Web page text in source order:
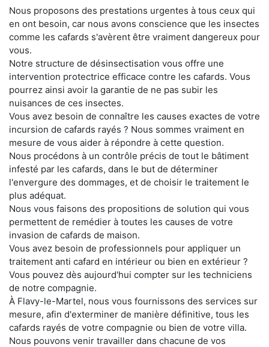
Nous proposons des prestations urgentes à tous ceux qui
en ont besoin, car nous avons conscience que les insectes
comme les cafards s'avèrent être vraiment dangereux pour
vous.
Notre structure de désinsectisation vous offre une
intervention protectrice efficace contre les cafards. Vous
pourrez ainsi avoir la garantie de ne pas subir les
nuisances de ces insectes.
Vous avez besoin de connaître les causes exactes de votre
incursion de cafards rayés ? Nous sommes vraiment en
mesure de vous aider à répondre à cette question.
Nous procédons à un contrôle précis de tout le bâtiment
infesté par les cafards, dans le but de déterminer
l'envergure des dommages, et de choisir le traitement le
plus adéquat.
Nous vous faisons des propositions de solution qui vous
permettent de remédier à toutes les causes de votre
invasion de cafards de maison.
Vous avez besoin de professionnels pour appliquer un
traitement anti cafard en intérieur ou bien en extérieur ?
Vous pouvez dès aujourd'hui compter sur les techniciens
de notre compagnie.
À Flavy-le-Martel, nous vous fournissons des services sur
mesure, afin d'exterminer de manière définitive, tous les
cafards rayés de votre compagnie ou bien de votre villa.
Nous pouvons venir travailler dans chacune de vos